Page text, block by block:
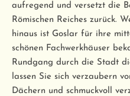
aufregend und versetzt die
Römischen Reiches zurück.
hinaus ist Goslar für ihre
schönen Fachwerkhäuser
Rundgang durch die Stadt
lassen Sie sich verzaubern
Dächern und schmuckvoll